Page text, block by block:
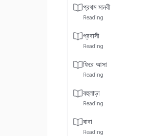
প্রথম মানবী
Reading
প্রবাসী
Reading
ফিরে আসা
Reading
বহুলাড়া
Reading
বাবা
Reading
করত, “দেখ
মেলামেশাই
সবাই মিলে
মধ্যেই এমন
মতো করে
সবচেয়ে
পদস্খলন
দাও।
দেয়া হবে।
এক ধাক্কায়
আমি রাজি।”